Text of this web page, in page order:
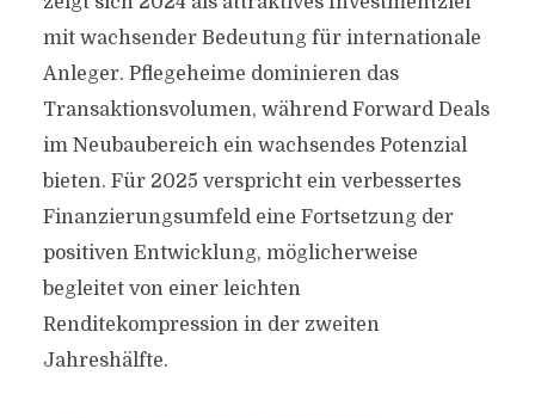
mit wachsender Bedeutung für internationale
Anleger. Pflegeheime dominieren das
Transaktionsvolumen, während Forward Deals
im Neubaubereich ein wachsendes Potenzial
bieten. Für 2025 verspricht ein verbessertes
Finanzierungsumfeld eine Fortsetzung der
positiven Entwicklung, möglicherweise
begleitet von einer leichten
Renditekompression in der zweiten
Jahreshälfte.